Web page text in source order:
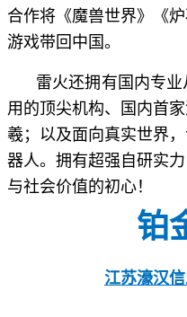
合作将《魔兽世界》《
游戏带回中国。
雷火还拥有国内专
用的顶尖机构、国内首
羲；以及面向真实世界
器人。拥有超强自研实
与社会价值的初心！
铂
江苏濠汉